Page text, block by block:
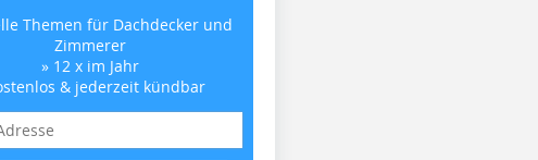
Themen für Dachdecker und
Zimmerer
» 12 x im Jahr
& jederzeit kündbar